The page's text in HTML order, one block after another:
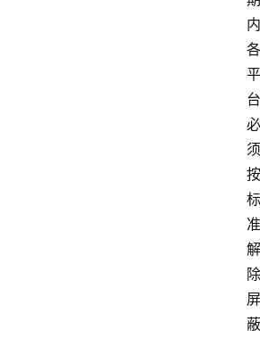
内
各
平
台
必
须
按
标
准
解
除
屏
蔽